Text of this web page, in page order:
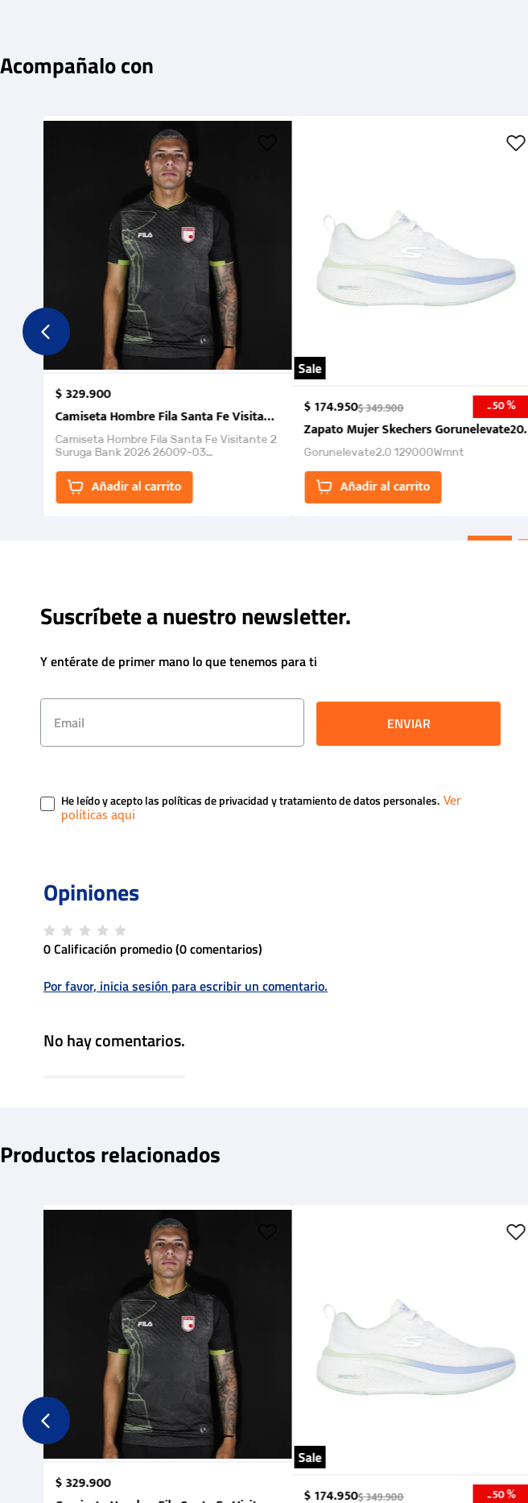
Acompañalo con
$329.900
Camiseta Hombre Fila Santa Fe Visitante 2 Suruga Bank 2026
Camiseta Hombre Fila Santa Fe Visitante 2
Suruga Bank 2026 26009-03
la Et...
Añadir al carrito
Sale
$174.950$349.900 -50 %
Zapato Mujer Skechers Gorunelevate20.
Gorunelevate2.0 129000Wmnt
Añadir al carrito
Suscríbete a nuestro newsletter.
Y entérate de primer mano lo que tenemos para ti
ENVIAR
He leído y acepto las políticas de privacidad y tratamiento de datos personales.
0 Calificación promedio(0 comentarios)
Por favor, inicia sesión para escribir un comentario.
No hay comentarios.
Productos relacionados
$329.900
Sale
$174.950$349.900 -50 %